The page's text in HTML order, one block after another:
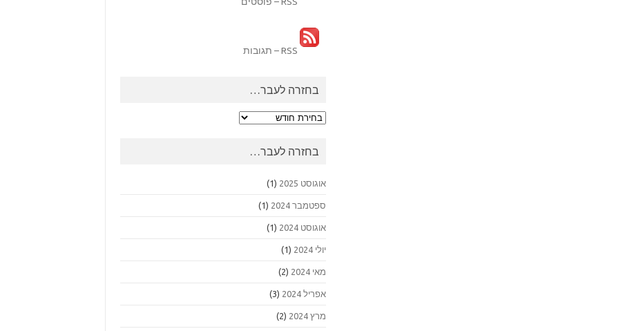
בחזרה לעבר…
בחזרה
בחזרה לעבר…
אוגוסט 2025 (1)
ספטמבר 2024 (1)
אוגוסט 2024 (1)
יולי 2024 (1)
מאי 2024 (2)
אפריל 2024 (3)
מרץ 2024 (2)